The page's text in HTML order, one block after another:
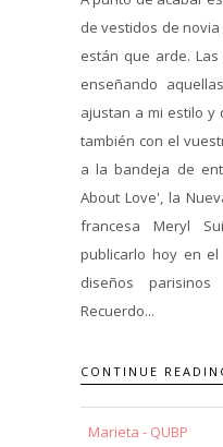
de vestidos de
están que arde.
enseñando
ajustan a mi estilo y
también con el
a la bandeja de
About Love', la
francesa Meryl
publicarlo hoy en el
diseños
Recuerdo...
CONTINUE
Marieta - QUBP